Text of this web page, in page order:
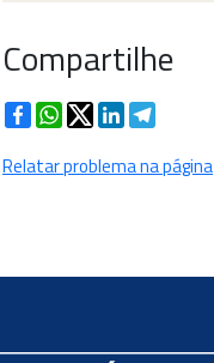
Compartilhe
FacebookWhatsApp
TwitterLinkedIn
Relatar problema na página